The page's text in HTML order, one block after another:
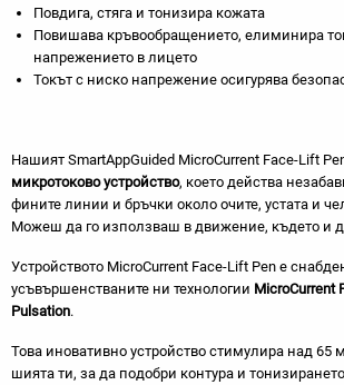
Повдига, стяга и тонизира кожата
Повишава кръвообращението, елиминира
напрежението в лицето
Токът с ниско напрежение осигурява
Нашият SmartAppGuided MicroCurrent Face-Lift
микротоково устройство, което действа
фините линии и бръчки около очите, устата и
Можеш да го използваш в движение, където и
Устройството MicroCurrent Face-Lift Pen е
усъвършенстваните ни технологии MicroCurrent
Pulsation.
Това иновативно устройство стимулира над 65
шията ти, за да подобри контура и